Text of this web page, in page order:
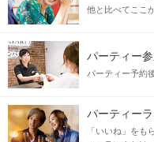
『会話や行動
他と比べてここ
パーティー
パーティー予約
パーティー
「いいね」をも